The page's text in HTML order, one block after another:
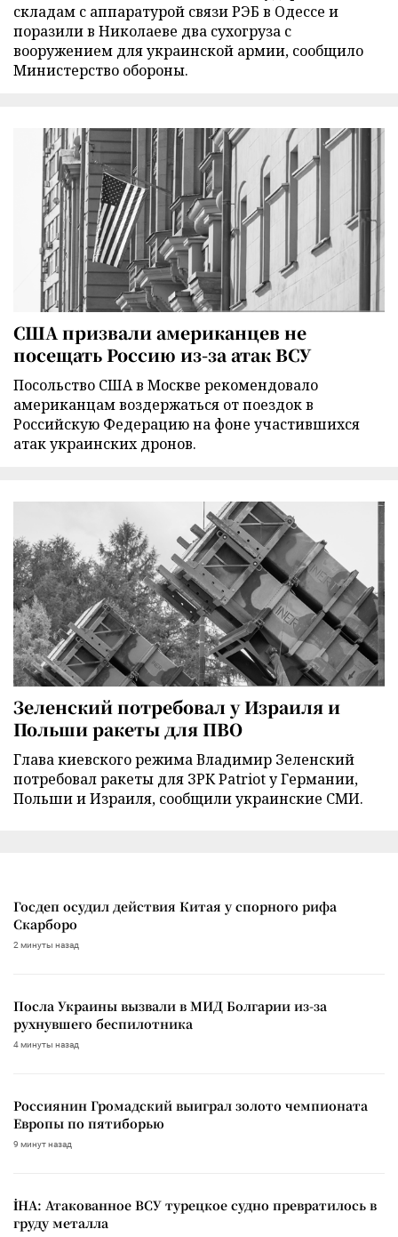
складам с аппаратурой связи РЭБ в Одессе и
поразили в Николаеве два сухогруза с
вооружением для украинской армии, сообщило
Министерство обороны.
США призвали американцев не
посещать Россию из-за атак ВСУ
Посольство США в Москве рекомендовало
американцам воздержаться от поездок в
Российскую Федерацию на фоне участившихся
атак украинских дронов.
Зеленский потребовал у Израиля и
Польши ракеты для ПВО
Глава киевского режима Владимир Зеленский
потребовал ракеты для ЗРК Patriot у Германии,
Польши и Израиля, сообщили украинские СМИ.
Госдеп осудил действия Китая у спорного рифа
Скарборо
2 минуты назад
Посла Украины вызвали в МИД Болгарии из-за
рухнувшего беспилотника
4 минуты назад
Россиянин Громадский выиграл золото чемпионата
Европы по пятиборью
9 минут назад
İHA: Атакованное ВСУ турецкое судно превратилось в
груду металла